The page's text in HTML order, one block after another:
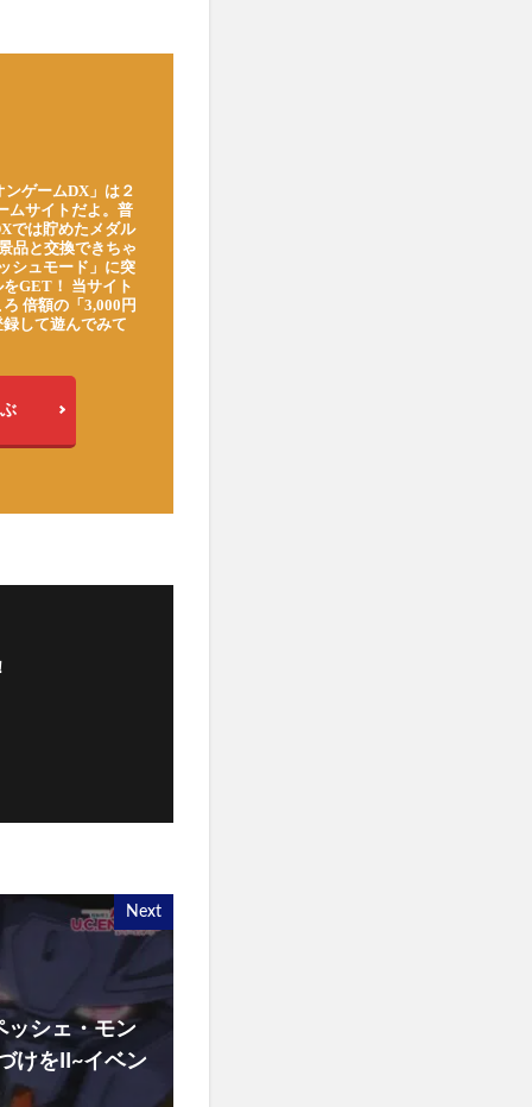
ゲームDX」は２
ムサイトだよ。普
では貯めたメダル
品と交換できちゃ
シュモード」に突
GET！ 当サイト
倍額の「3,000円
して遊んでみて
Next
ッシェ・モン
けをII~イベン